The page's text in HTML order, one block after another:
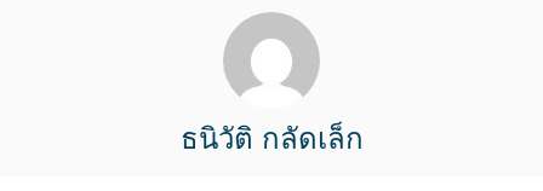
ธนิวัติ กลัดเล็ก